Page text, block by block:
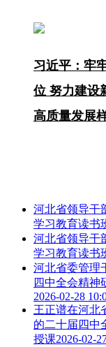
习近平：牢
位 努力建设
高质量发展
河北省领导干
学习教育读书
河北省领导干
学习教育读书
河北省委管理
四中全会精神
2026-02-28
王正谱在河北
的二十届四中
授课2026-02-